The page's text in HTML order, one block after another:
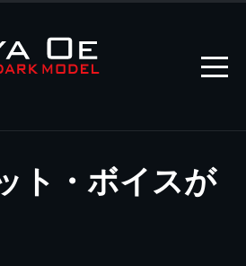
ト・ボイスが